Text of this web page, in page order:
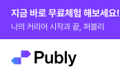
지금 바로 무료체험 해보세요!
나의 커리어 시작과 끝, 퍼블리